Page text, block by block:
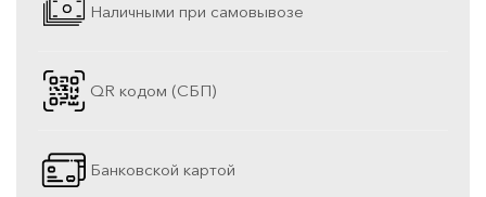
Наличными при самовывозе
QR кодом (СБП)
Банковской картой